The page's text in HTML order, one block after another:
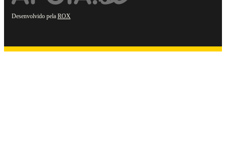
Desenvolvido pela ROX